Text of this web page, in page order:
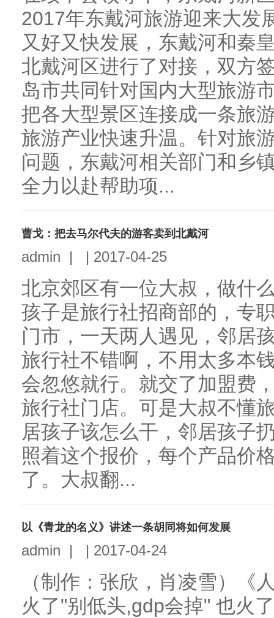
2017年东戴河旅游迎来大发
又好又快发展，东戴河和秦
北戴河区进行了对接，双方
岛市共同针对国内大型旅游
把各大型景区连接成一条旅
旅游产业快速升温。针对旅
问题，东戴河相关部门和乡
全力以赴帮助项...
曹戈：把去马尔代夫的游客卖到北戴河
admin | | 2017-04-25
北京郊区有一位大叔，做什
孩子是旅行社招商部的，专
门市，一天两人遇见，邻居
旅行社不错啊，不用太多本
会忽悠就行。就交了加盟费
旅行社门店。可是大叔不懂
居孩子该怎么干，邻居孩子
照着这个报价，每个产品价
了。大叔翻...
以《青龙的名义》讲述一条胡同将如何发展
admin | | 2017-04-24
（制作：张欣，肖凌雪）《
火了"别低头,gdp会掉" 也火